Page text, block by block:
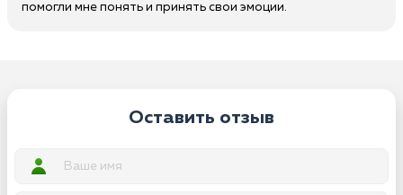
помогли мне понять и принять свои эмоции.
Оставить отзыв